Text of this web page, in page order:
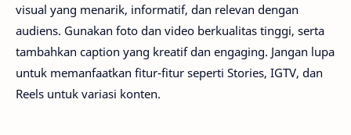
visual yang menarik, informatif, dan relevan dengan
audiens. Gunakan foto dan video berkualitas tinggi, serta
tambahkan caption yang kreatif dan engaging. Jangan lupa
untuk memanfaatkan fitur-fitur seperti Stories, IGTV, dan
Reels untuk variasi konten.